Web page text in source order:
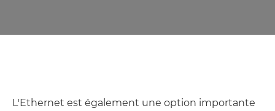
L'Ethernet est également une option importante